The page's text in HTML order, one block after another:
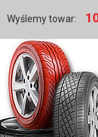
Wyślemy towar: